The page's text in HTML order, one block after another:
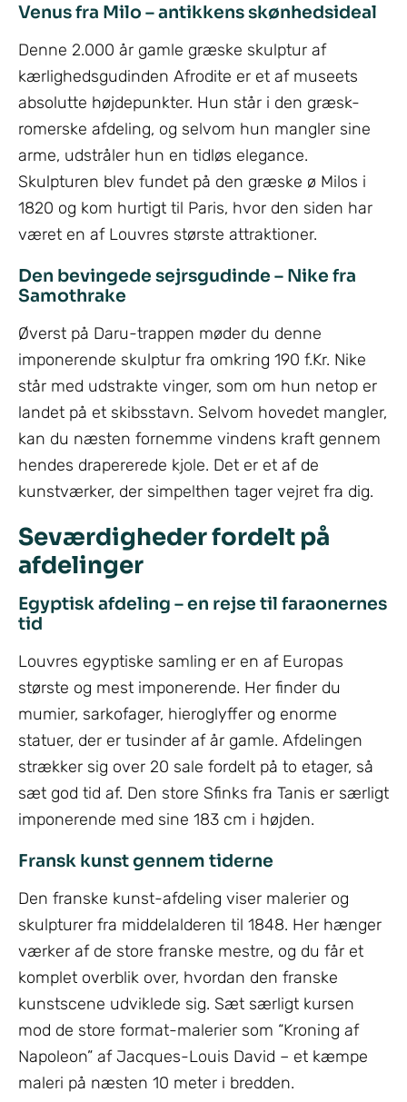
Venus fra Milo – antikkens skønhedsideal
Denne 2.000 år gamle græske skulptur af
kærlighedsgudinden Afrodite er et af museets
absolutte højdepunkter. Hun står i den græsk-
romerske afdeling, og selvom hun mangler sine
arme, udstråler hun en tidløs elegance.
Skulpturen blev fundet på den græske ø Milos i
1820 og kom hurtigt til Paris, hvor den siden har
været en af Louvres største attraktioner.
Den bevingede sejrsgudinde – Nike fra
Samothrake
Øverst på Daru-trappen møder du denne
imponerende skulptur fra omkring 190 f.Kr. Nike
står med udstrakte vinger, som om hun netop er
landet på et skibsstavn. Selvom hovedet mangler,
kan du næsten fornemme vindens kraft gennem
hendes drapererede kjole. Det er et af de
kunstværker, der simpelthen tager vejret fra dig.
Seværdigheder fordelt på
afdelinger
Egyptisk afdeling – en rejse til faraonernes
tid
Louvres egyptiske samling er en af Europas
største og mest imponerende. Her finder du
mumier, sarkofager, hieroglyffer og enorme
statuer, der er tusinder af år gamle. Afdelingen
strækker sig over 20 sale fordelt på to etager, så
sæt god tid af. Den store Sfinks fra Tanis er særligt
imponerende med sine 183 cm i højden.
Fransk kunst gennem tiderne
Den franske kunst-afdeling viser malerier og
skulpturer fra middelalderen til 1848. Her hænger
værker af de store franske mestre, og du får et
komplet overblik over, hvordan den franske
kunstscene udviklede sig. Sæt særligt kursen
mod de store format-malerier som “Kroning af
Napoleon” af Jacques-Louis David – et kæmpe
maleri på næsten 10 meter i bredden.